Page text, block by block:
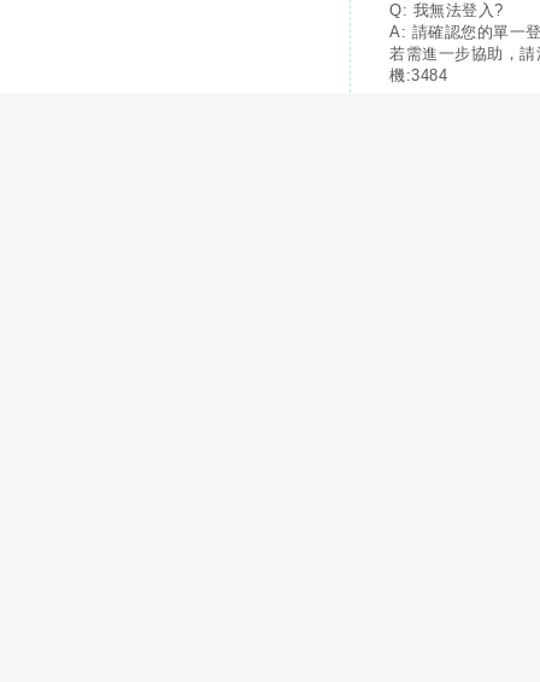
Q: 我無法登入?
A: 請確認您的單一
若需進一步協助，
機:3484